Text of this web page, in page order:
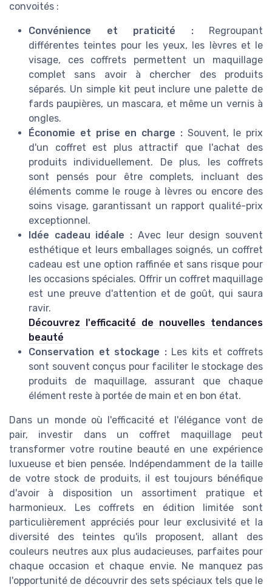
convoités :
Convénience et praticité :Regroupant
différentes teintes pour les yeux, les lèvres et le
visage, ces coffrets permettent un maquillage
complet sans avoir à chercher des produits
séparés. Un simple kit peut inclure une palette de
fards paupières, un mascara, et même un vernis à
ongles.
Économie et prise en charge :Souvent, le prix
d'un coffret est plus attractif que l'achat des
produits individuellement. De plus, les coffrets
sont pensés pour être complets, incluant des
éléments comme le rouge à lèvres ou encore des
soins visage, garantissant un rapport qualité-prix
exceptionnel.
Idée cadeau idéale : Avec leur design souvent
esthétique et leurs emballages soignés, un coffret
cadeau est une option raffinée et sans risque pour
les occasions spéciales. Offrir un coffret maquillage
est une preuve d'attention et de goût, qui saura
ravir.
Découvrez l'efficacité de nouvelles tendances
beauté
Conservation et stockage :Les kits et coffrets
sont souvent conçus pour faciliter le stockage des
produits de maquillage, assurant que chaque
élément reste à portée de main et en bon état.
Dans un monde où l'efficacité et l'élégance vont de
pair, investir dans un coffret maquillage peut
transformer votre routine beauté en une expérience
luxueuse et bien pensée. Indépendamment de la taille
de votre stock de produits, il est toujours bénéfique
d'avoir à disposition un assortiment pratique et
harmonieux. Les coffrets en édition limitée sont
particulièrement appréciés pour leur exclusivité et la
diversité des teintes qu'ils proposent, allant des
couleurs neutres aux plus audacieuses, parfaites pour
chaque occasion et chaque envie. Ne manquez pas
l'opportunité de découvrir des sets spéciaux tels que le